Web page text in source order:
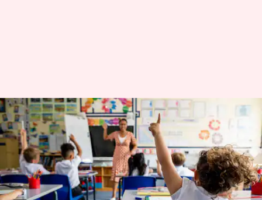
இங்கிலாந்தில் குறைந்து
வரும் பிறப்பு விகிதம்;
2029ஆம் ஆண்டுக்குள் 800
தொடக்கப் பள்ளிகள்
மூடப்படலாம்